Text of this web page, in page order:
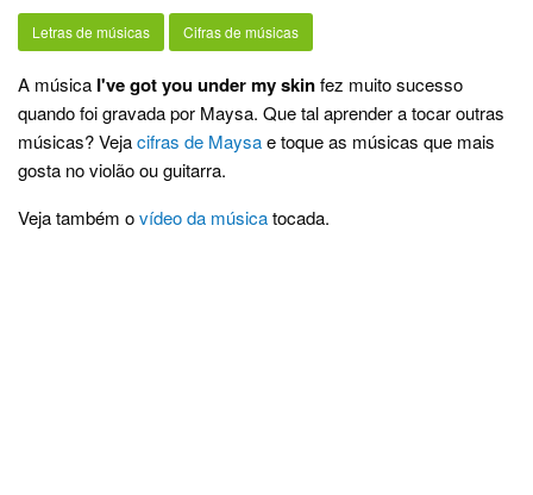
Letras de músicas Cifras de músicas
A música I've got you under my skinfez muito sucesso
quando foi gravada por Maysa. Que tal aprender a tocar outras
músicas? Vejacifras de Maysae toque as músicas que mais
gosta no violão ou guitarra.
Veja também ovídeo da músicatocada.